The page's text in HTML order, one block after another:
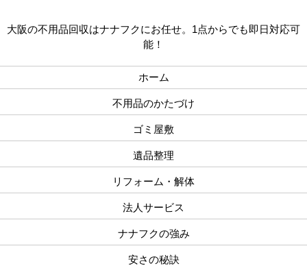
大阪の不用品回収はナナフクにお任せ。1点からでも即日対応可
能！
ホーム
不用品のかたづけ
ゴミ屋敷
遺品整理
リフォーム・解体
法人サービス
ナナフクの強み
安さの秘訣